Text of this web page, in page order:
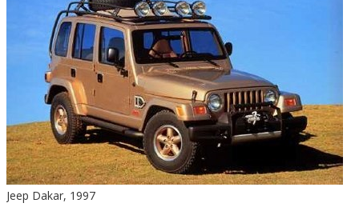
Jeep Dakar, 1997